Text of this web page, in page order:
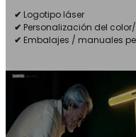
✔ Logotipo láser
✔ Personalización del
✔ Embalajes / manuales